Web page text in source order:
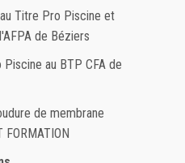
Titre Pro Piscine et
de Béziers
au BTP CFA de
de membrane